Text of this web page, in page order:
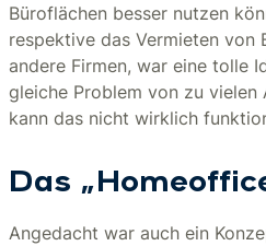
Büroflächen besser nutzen
respektive das Vermieten von
andere Firmen, war eine tolle
gleiche Problem von zu vielen
kann das nicht wirklich
Das
Angedacht war auch ein